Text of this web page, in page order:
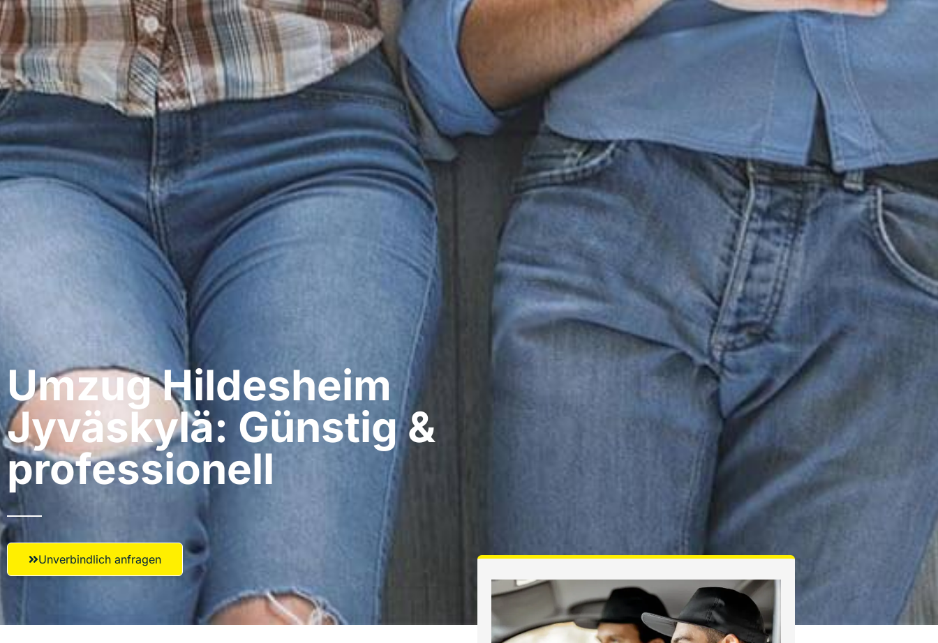
Umzug Hildesheim​
Jyväskylä: Günstig &
professionell​
Unverbindlich anfragen